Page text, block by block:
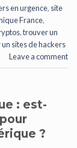
en urgence, site
France,
,trouver un
sites de hackers
Leave a comment
: est-
?